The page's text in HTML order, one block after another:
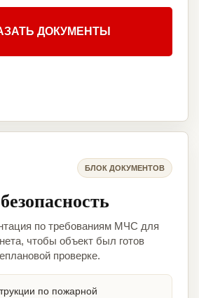
ДОКУМЕНТЫ
БЛОК ДОКУМЕНТОВ
по требованиям МЧС для
чтобы объект был готов
проверке.
по пожарной